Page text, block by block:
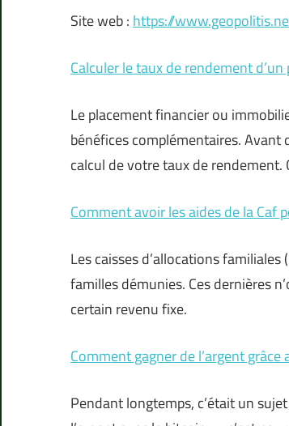
Site web :https://
Calculer le taux de rendement d’un
Le placement financier ou
bénéfices complémentaires.
calcul de votre taux de
Comment avoir les aides de la Caf
Les caisses d’allocations
familles démunies. Ces dernières
certain revenu fixe.
Comment gagner de l’argent grâce
Pendant longtemps, c’était un